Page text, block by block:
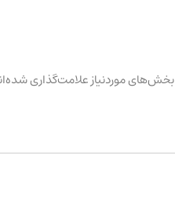
بخش‌های موردنیاز علامت‌گذاری